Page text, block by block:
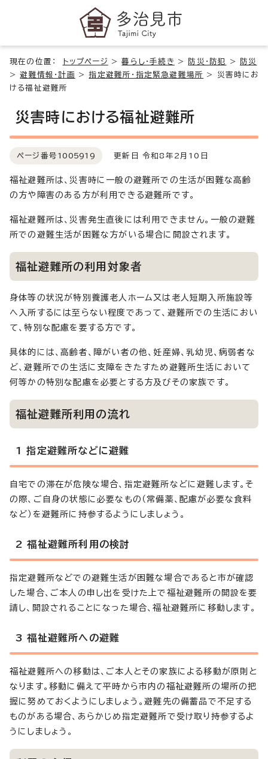
現在の位置： トップページ >暮らし・手続き > 防災・防犯 >
防災
>避難情報・計画 >指定避難所・指定緊急避難場所 > 災害時にお
ける福祉避難所
災害時における福祉避難所
ページ番号 1005919 更新日 令和8年2月10日
福祉避難所は、災害時に一般の避難所での生活が困難な高齢
の方や障害のある方が利用できる避難所です。
福祉避難所は、災害発生直後には利用できません。一般の避難
所での避難生活が困難な方がいる場合に開設されます。
福祉避難所の利用対象者
身体等の状況が特別養護老人ホーム又は老人短期入所施設等
へ入所するには至らない程度であって、避難所での生活におい
て、特別な配慮を要する方です。
具体的には、高齢者、障がい者の他、妊産婦、乳幼児、病弱者な
ど、避難所での生活に支障をきたすため避難所生活において
何等かの特別な配慮を必要とする方及びその家族です。
福祉避難所利用の流れ
1 指定避難所などに避難
自宅での滞在が危険な場合、指定避難所などに避難します。そ
の際、ご自身の状態に必要なもの（常備薬、配慮が必要な食料
など）を避難所に持参するようにしましょう。
2 福祉避難所利用の検討
指定避難所などでの避難生活が困難な場合であると市が確認
した場合、ご本人の申し出を受けた上で福祉避難所の開設を要
請し、開設されることになった場合、福祉避難所に移動します。
3 福祉避難所への避難
福祉避難所への移動は、ご本人とその家族による移動が原則と
なります。移動に備えて平時から市内の福祉避難所の場所の把
握に努めておくようにしましょう。避難先の備蓄品で不足する
ものがある場合、あらかじめ指定避難所で受け取り持参するよ
うにしましょう。